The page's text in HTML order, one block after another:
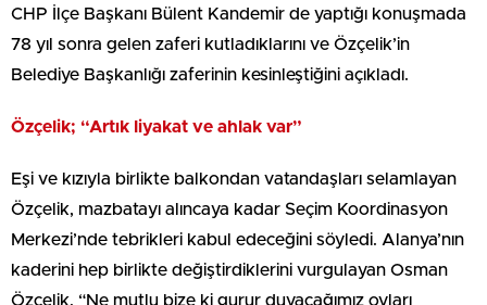
CHP İlçe Başkanı Bülent Kandemir de yaptığı konuşmada
78 yıl sonra gelen zaferi kutladıklarını ve Özçelik’in
Belediye Başkanlığı zaferinin kesinleştiğini açıkladı.
Özçelik; “Artık liyakat ve ahlak var”
Eşi ve kızıyla birlikte balkondan vatandaşları selamlayan
Özçelik, mazbatayı alıncaya kadar Seçim Koordinasyon
Merkezi’nde tebrikleri kabul edeceğini söyledi. Alanya’nın
kaderini hep birlikte değiştirdiklerini vurgulayan Osman
Özçelik, “Ne mutlu bize ki gurur duyacağımız oyları